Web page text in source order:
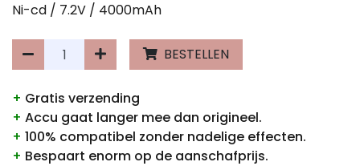
Ni-cd / 7.2V / 4000mAh
BESTELLEN
+ Gratis verzending
+ Accu gaat langer mee dan origineel.
+ 100% compatibel zonder nadelige effecten.
+ Bespaart enorm op de aanschafprijs.